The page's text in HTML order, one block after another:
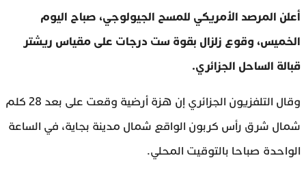
أعلن المرصد الأمريكي للمسح الجيولوجي، صباح اليوم
الخميس، وقوع زلزال بقوة ست درجات على مقياس ريشتر
قبالة الساحل الجزائري.
وقال التلفزيون الجزائري إن هزة أرضية وقعت على بعد 28 كلم
شمال شرق رأس كربون الواقع شمال مدينة بجاية، في الساعة
الواحدة صباحا بالتوقيت المحلي.